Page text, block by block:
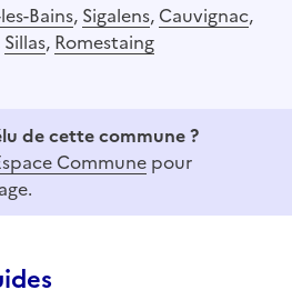
Bains, Sigalens, Cauvignac,
Sillas, Romestaing
de cette commune ?
Commune pour